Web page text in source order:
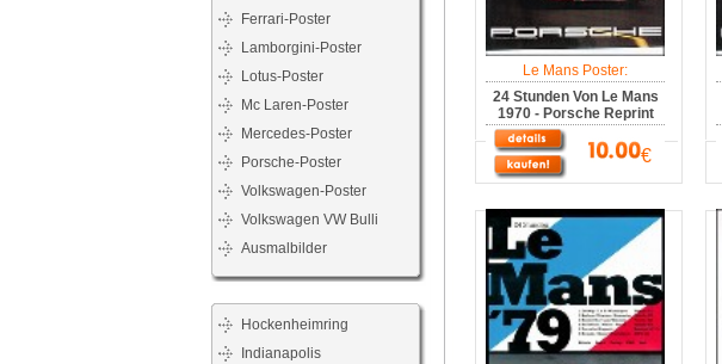
Ferrari-Poster
Lamborgini-Poster
Lotus-Poster
Mc Laren-Poster
Mercedes-Poster
Porsche-Poster
Volkswagen-Poster
Volkswagen VW Bulli
Ausmalbilder
Hockenheimring
Indianapolis
Le Mans Poster:
24 Stunden Von Le Mans
1970 - Porsche Reprint
€